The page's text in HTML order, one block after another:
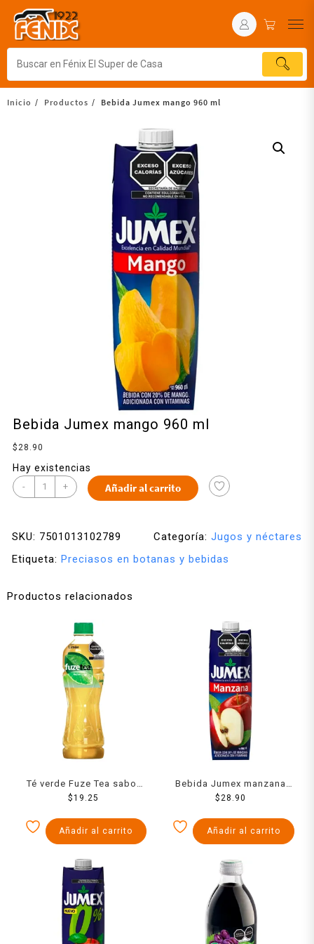
Inicio Productos Bebida Jumex mango 960 ml
Bebida Jumex mango 960 ml
$28.90
Hay existencias
- + Añadir al carrito
SKU: 7501013102789 Categoría: Jugos y néctares
Etiqueta: Preciasos en botanas y bebidas
Productos relacionados
Té verde Fuze Tea sabor
limón 600 ml
$19.25
Añadir al carrito
Bebida Jumex manzana
960 ml
$ 28.90
Añadir al carrito